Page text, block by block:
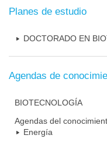
Planes de estudio
DOCTORADO EN
Agendas de
BIOTECNOLOGÍA
Agendas del
Energía